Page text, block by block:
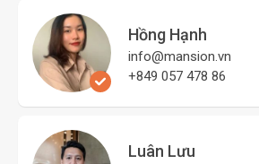
Hồng Hạnh
info@mansion.vn
+849 057 478 86
Luân Lưu